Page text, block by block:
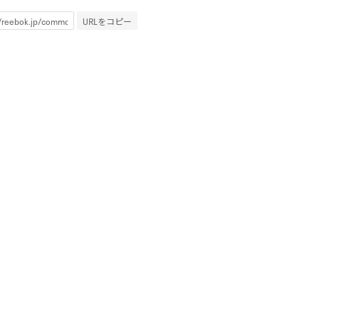
URLをコピー